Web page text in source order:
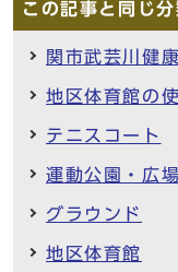
この記事と同じ
関市武芸川健
地区体育館の
テニスコート
運動公園・広場
グラウンド
地区体育館